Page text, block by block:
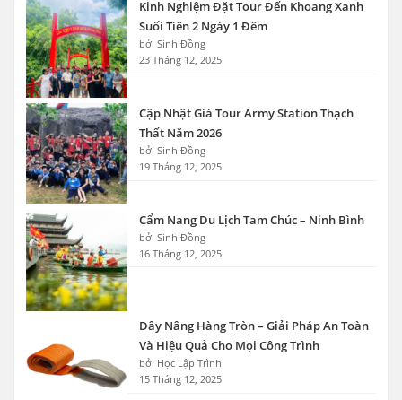
Kinh Nghiệm Đặt Tour Đến Khoang Xanh
Suối Tiên 2 Ngày 1 Đêm
bởi Sinh Đồng
23 Tháng 12, 2025
Cập Nhật Giá Tour Army Station Thạch
Thất Năm 2026
bởi Sinh Đồng
19 Tháng 12, 2025
Cẩm Nang Du Lịch Tam Chúc – Ninh Bình
bởi Sinh Đồng
16 Tháng 12, 2025
Dây Nâng Hàng Tròn – Giải Pháp An Toàn
Và Hiệu Quả Cho Mọi Công Trình
bởi Học Lập Trình
15 Tháng 12, 2025